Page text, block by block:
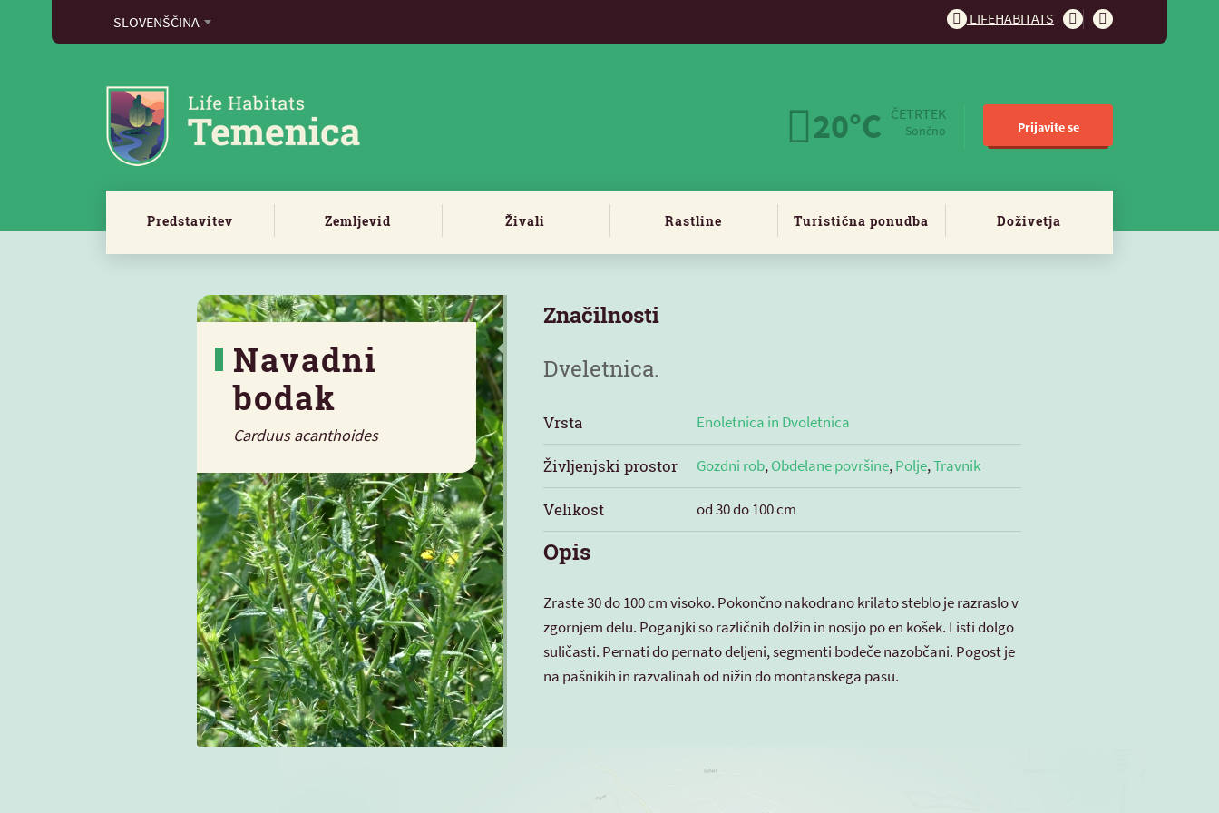
SLOVENŠČINA LIFEHABITATS
20°C ČETRTEK
Sončno Prijavite se
Predstavitev Zemljevid Živali Rastline Turistična ponudba Doživetja
Navadni
bodak
Carduus acanthoides
Značilnosti
Dveletnica.
Vrsta Enoletnica in Dvoletnica
Življenjski prostor Gozdni rob,Obdelane površine,Polje,Travnik
Velikost od 30 do 100 cm
Opis
Zraste 30 do 100 cm visoko. Pokončno nakodrano krilato steblo je razraslo v
zgornjem delu. Poganjki so različnih dolžin in nosijo po en košek. Listi dolgo
suličasti. Pernati do pernato deljeni, segmenti bodeče nazobčani. Pogost je
na pašnikih in razvalinah od nižin do montanskega pasu.